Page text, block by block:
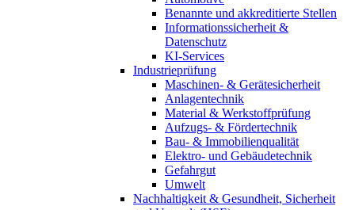
Benannte und akkreditierte Stellen
Informationssicherheit &
Datenschutz
KI-Services
Industrieprüfung
Maschinen- & Gerätesicherheit
Anlagentechnik
Material & Werkstoffprüfung
Aufzugs- & Fördertechnik
Bau- & Immobilienqualität
Elektro- und Gebäudetechnik
Gefahrgut
Umwelt
Nachhaltigkeit & Gesundheit, Sicherheit